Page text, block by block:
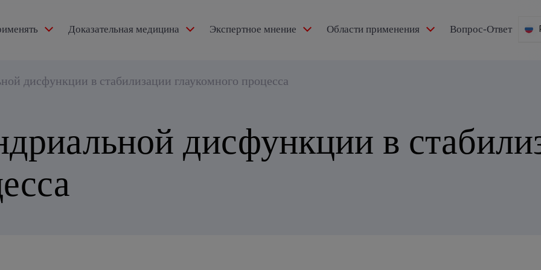
Доказательная медицина Экспертное мнение Области применения Вопрос-Ответ
дисфункции в стабилизации глаукомного процесса
дисфункции в